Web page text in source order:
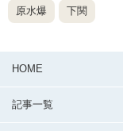
原水爆 下関
HOME
記事一覧